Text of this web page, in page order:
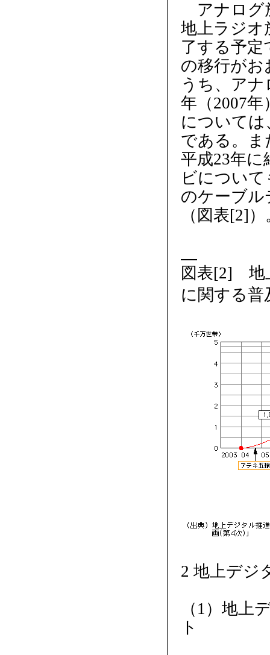
アナログ
地上ラジオ
了する予定
の移行がお
うち、ア
年（2007
については
である。ま
平成23年
ビについ
のケーブ
（図表[2]）
図表[2] 地
に関する普
2 地上デジ
（1）地上
ト